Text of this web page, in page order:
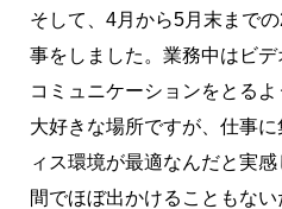
そして、4月から5月末まで
事をしました。業務中はビ
コミュニケーションをとる
大好きな場所ですが、仕事
ィス環境が最適なんだと実
間でほぼ出かけることもな